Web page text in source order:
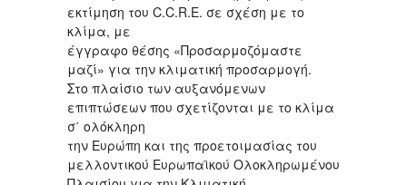
εκτίμηση του C.C.R.E. σε σχέση με το
κλίμα, με
έγγραφο θέσης «Προσαρμοζόμαστε
μαζί» για την κλιματική προσαρμογή.
Στο πλαίσιο των αυξανόμενων
επιπτώσεων που σχετίζονται με το κλίμα
σ΄ ολόκληρη
την Ευρώπη και της προετοιμασίας του
μελλοντικού Ευρωπαϊκού Ολοκληρωμένου